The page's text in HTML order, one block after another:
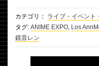
カテゴリ： ライブ・イベント
タグ: ANIME EXPO, Los
鏡音レン